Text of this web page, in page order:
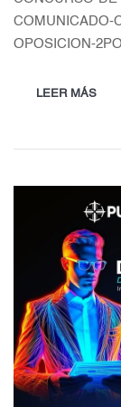
COMUNICADO-
OPOSICION-
LEER MÁS